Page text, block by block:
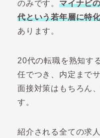
のみです。 マイナビ
代という若年層に特
あります。
20代の転職を熟知す
任でつき、内定まで
面接対策はもちろん
す。
紹介される全ての求